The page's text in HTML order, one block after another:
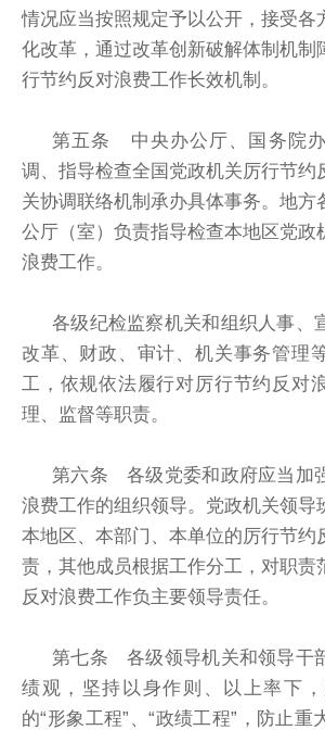
情况应当按照规定予以公开，接受各
化改革，通过改革创新破解体制机制
行节约反对浪费工作长效机制。
第五条 中央办公厅、国务院
调、指导检查全国党政机关厉行节约
关协调联络机制承办具体事务。地方
公厅（室）负责指导检查本地区党政
浪费工作。
各级纪检监察机关和组织人事、
改革、财政、审计、机关事务管理
工，依规依法履行对厉行节约反对
理、监督等职责。
第六条 各级党委和政府应当加
浪费工作的组织领导。党政机关领导
本地区、本部门、本单位的厉行节约
责，其他成员根据工作分工，对职责
反对浪费工作负主要领导责任。
第七条 各级领导机关和领导干
绩观，坚持以身作则、以上率下
的“形象工程”、“政绩工程”，防止重